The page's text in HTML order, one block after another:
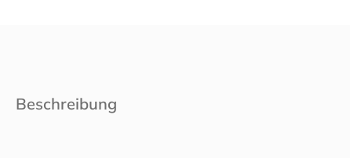
Beschreibung